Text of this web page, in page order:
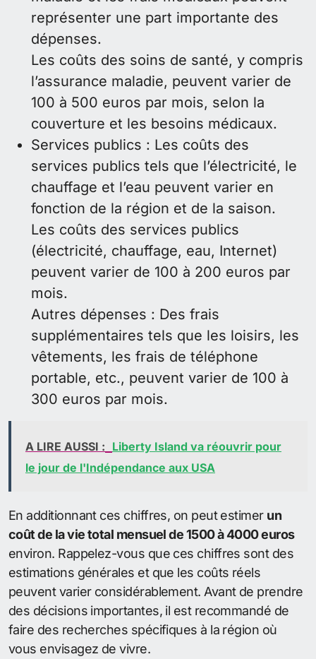
représenter une part importante des
dépenses.
Les coûts des soins de santé, y compris
l’assurance maladie, peuvent varier de
100 à 500 euros par mois, selon la
couverture et les besoins médicaux.
Services publics : Les coûts des
services publics tels que l’électricité, le
chauffage et l’eau peuvent varier en
fonction de la région et de la saison.
Les coûts des services publics
(électricité, chauffage, eau, Internet)
peuvent varier de 100 à 200 euros par
mois.
Autres dépenses : Des frais
supplémentaires tels que les loisirs, les
vêtements, les frais de téléphone
portable, etc., peuvent varier de 100 à
300 euros par mois.
A LIRE AUSSI : Liberty Island va réouvrir pour
le jour de l'Indépendance aux USA
En additionnant ces chiffres, on peut estimer un
coût de la vie total mensuel de 1500 à 4000 euros
environ. Rappelez-vous que ces chiffres sont des
estimations générales et que les coûts réels
peuvent varier considérablement. Avant de prendre
des décisions importantes, il est recommandé de
faire des recherches spécifiques à la région où
vous envisagez de vivre.